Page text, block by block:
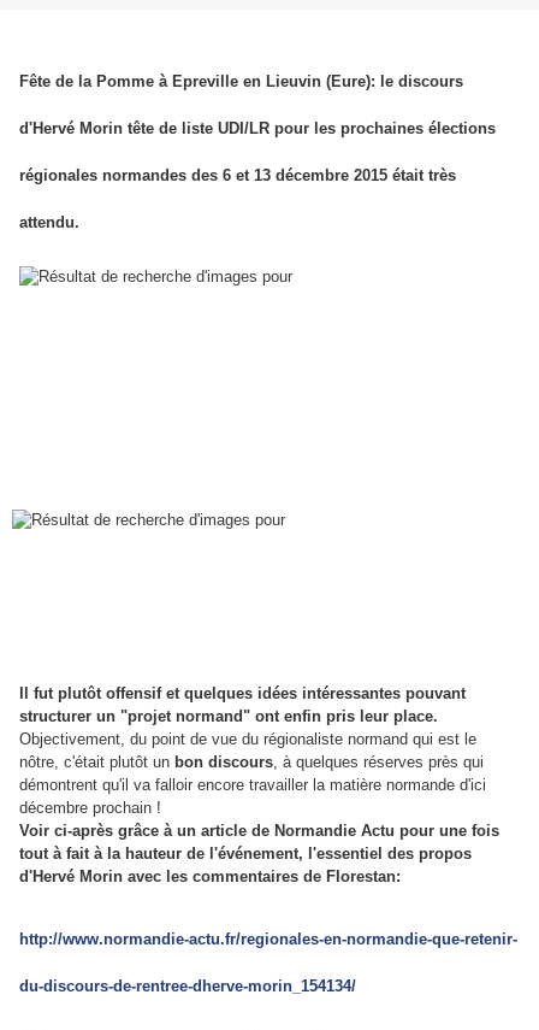
Fête de la Pomme à Epreville en Lieuvin (Eure): le discours
d'Hervé Morin tête de liste UDI/LR pour les prochaines élections
régionales normandes des 6 et 13 décembre 2015 était très
attendu.
Il fut plutôt offensif et quelques idées intéressantes pouvant
structurer un "projet normand" ont enfin pris leur place.
Objectivement, du point de vue du régionaliste normand qui est le
nôtre, c'était plutôt un bon discours , à quelques réserves près qui
démontrent qu'il va falloir encore travailler la matière normande d'ici
décembre prochain !
Voir ci-après grâce à un article de Normandie Actu pour une fois
tout à fait à la hauteur de l'événement, l'essentiel des propos
d'Hervé Morin avec les commentaires de Florestan:
http://www.normandie-actu.fr/regionales-en-normandie-que-retenir-
du-discours-de-rentree-dherve-morin_154134/